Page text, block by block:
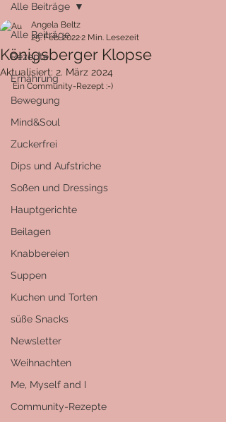
Alle Beiträge
Rezepte
Ernährung
Bewegung
Mind&Soul
Zuckerfrei
Dips und Aufstriche
Soßen und Dressings
Hauptgerichte
Beilagen
Knabbereien
Suppen
Kuchen und Torten
süße Snacks
Newsletter
Weihnachten
Me, Myself and I
Community-Rezepte
Alle Beiträge
Königsberger Klopse
Angela Beltz
25. Feb. 20222 Min. Lesezeit
Aktualisiert: 2. März 2024
Ein Community-Rezept :-)